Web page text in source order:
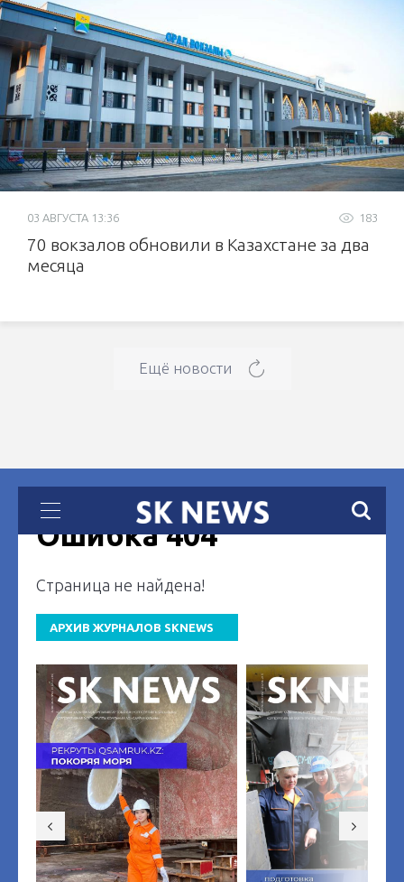
183
03 АВГУСТА 13:36
70 вокзалов обновили в Казахстане за два
месяца
Ещё новости